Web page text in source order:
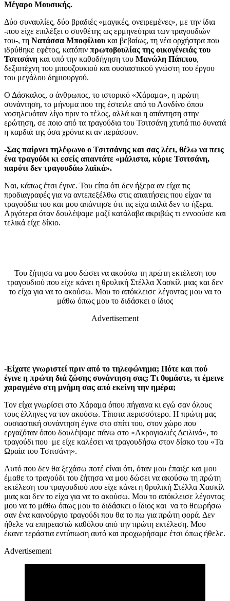
Μέγαρο Μουσικής.
Δύο συναυλίες, δύο βραδιές «μαγικές, ονειρεμένες», με την ίδια
-που είχε επιλέξει ο συνθέτης ως ερμηνεύτρια των τραγουδιών
του-, τη Νατάσσα Μποφίλιου και βεβαίως, τη νέα ορχήστρα που
ιδρύθηκε εφέτος, κατόπιν πρωτοβουλίας της οικογένειάς του
Τσιτσάνη και υπό την καθοδήγηση του Μανώλη Πάππου,
δεξιοτέχνη του μπουζουκιού και ουσιαστικού γνώστη του έργου
του μεγάλου δημιουργού.
Ο Δάσκαλος, ο άνθρωπος, το ιστορικό «Χάραμα», η πρώτη
συνάντηση, το μήνυμα που της έστειλε από το Λονδίνο όπου
νοσηλευόταν λίγο πριν το τέλος, αλλά και η απάντηση στην
ερώτηση, σε ποιο από τα τραγούδια του Τσιτσάνη χτυπά πιο δυνατά
η καρδιά της όσα χρόνια κι αν περάσουν.
-Σας παίρνει τηλέφωνο ο Τσιτσάνης και σας λέει, θέλω να πεις
ένα τραγούδι κι εσείς απαντάτε «μάλιστα, κύριε Τσιτσάνη,
παρότι δεν τραγουδάω λαϊκά».
Ναι, κάπως έτσι έγινε. Του είπα ότι δεν ήξερα αν είχα τις
προδιαγραφές για να αντεπεξέλθω στις απαιτήσεις που είχαν τα
τραγούδια του και μου απάντησε ότι τις είχα απλά δεν το ήξερα.
Αργότερα όταν δουλέψαμε μαζί κατάλαβα ακριβώς τι εννοούσε και
τελικά είχε δίκιο.
Του ζήτησα να μου δώσει να ακούσω τη πρώτη εκτέλεση του
τραγουδιού που είχε κάνει η θρυλική Στέλλα Χασκίλ μιας και δεν
το είχα για να το ακούσω. Μου το απόκλεισε λέγοντας μου να το
μάθω όπως μου το διδάσκει ο ίδιος
Advertisement
-Είχατε γνωριστεί πριν από το τηλεφώνημα; Πότε και πού
έγινε η πρώτη διά ζώσης συνάντηση σας; Τι θυμάστε, τι έμεινε
χαραγμένο στη μνήμη σας από εκείνη την ημέρα;
Τον είχα γνωρίσει στο Χάραμα όπου πήγαινα κι εγώ σαν όλους
τους έλληνες να τον ακούσω. Τίποτα περισσότερο. Η πρώτη μας
ουσιαστική συνάντηση έγινε στο σπίτι του, στον χώρο που
εργαζόταν όπου δουλέψαμε πάνω στο «Ακρογιαλιές Δειλινά», το
τραγούδι που με είχε καλέσει να τραγουδήσω στον δίσκο του «Τα
Ωραία του Τσιτσάνη».
Αυτό που δεν θα ξεχάσω ποτέ είναι ότι, όταν μου έπαιξε και μου
έμαθε το τραγούδι του ζήτησα να μου δώσει να ακούσω τη πρώτη
εκτέλεση του τραγουδιού που είχε κάνει η θρυλική Στέλλα Χασκίλ
μιας και δεν το είχα για να το ακούσω. Μου το απόκλεισε λέγοντας
μου να το μάθω όπως μου το διδάσκει ο ίδιος και να το θεωρήσω
σαν ένα καινούργιο τραγούδι που θα το πω για πρώτη φορά. Δεν
ήθελε να επηρεαστώ καθόλου από την πρώτη εκτέλεση. Μου
έκανε τεράστια εντύπωση αυτό και προχωρήσαμε έτσι όπως ήθελε.
Advertisement